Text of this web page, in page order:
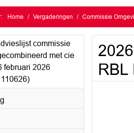
Home Vergaderingen Commissie
commissie
met cie
februari 2026
RBL